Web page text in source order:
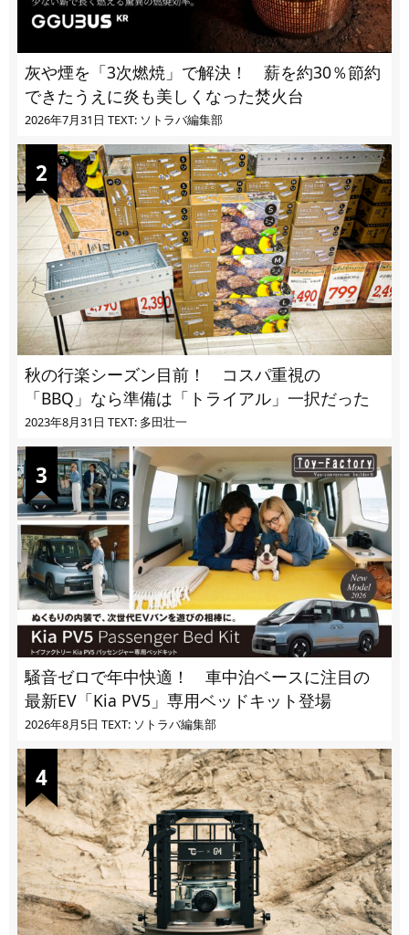
灰や煙を「3次燃焼」で解決！ 薪を約30％節約
できたうえに炎も美しくなった焚火台
2026年7月31日 TEXT: ソトラバ編集部
秋の行楽シーズン目前！ コスパ重視の
「BBQ」なら準備は「トライアル」一択だった
2023年8月31日 TEXT: 多田壮一
騒音ゼロで年中快適！ 車中泊ベースに注目の
最新EV「Kia PV5」専用ベッドキット登場
2026年8月5日 TEXT: ソトラバ編集部